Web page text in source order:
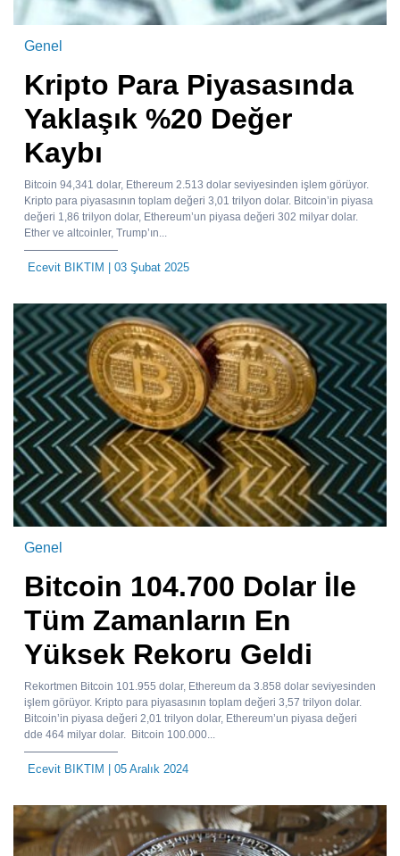
Genel
Kripto Para Piyasasında
Yaklaşık %20 Değer
Kaybı
Bitcoin 94,341 dolar, Ethereum 2.513 dolar seviyesinden işlem görüyor.
Kripto para piyasasının toplam değeri 3,01 trilyon dolar. Bitcoin’in piyasa
değeri 1,86 trilyon dolar, Ethereum’un piyasa değeri 302 milyar dolar.
Ether ve altcoinler, Trump’ın...
Ecevit BIKTIM | 03 Şubat 2025
Genel
Bitcoin 104.700 Dolar İle
Tüm Zamanların En
Yüksek Rekoru Geldi
Rekortmen Bitcoin 101.955 dolar, Ethereum da 3.858 dolar seviyesinden
işlem görüyor. Kripto para piyasasının toplam değeri 3,57 trilyon dolar.
Bitcoin’in piyasa değeri 2,01 trilyon dolar, Ethereum’un piyasa değeri
dde 464 milyar dolar. Bitcoin 100.000...
Ecevit BIKTIM | 05 Aralık 2024